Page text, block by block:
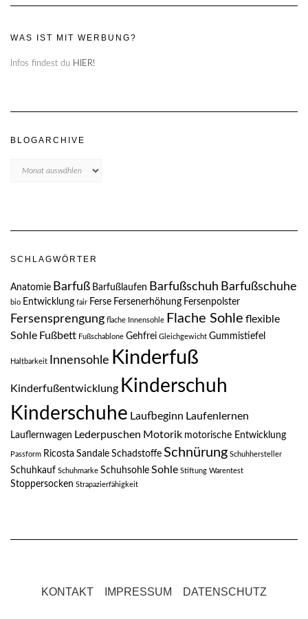
WAS IST MIT WERBUNG?
Infos findest du HIER!
BLOGARCHIVE
SCHLAGWÖRTER
Anatomie Barfuß Barfußlaufen Barfußschuh Barfußschuhe
bio Entwicklung fair Ferse Fersenerhöhung Fersenpolster
Fersensprengung flache Innensohle Flache Sohle flexible
Sohle Fußbett Fußschablone Gehfrei Gleichgewicht Gummistiefel
Haltbarkeit Innensohle Kinderfuß
Kinderfußentwicklung Kinderschuh
Kinderschuhe Laufbeginn Laufenlernen
Lauflernwagen Lederpuschen Motorik motorische Entwicklung
Passform Ricosta Sandale Schadstoffe Schnürung Schuhhersteller
Schuhkauf Schuhmarke Schuhsohle Sohle Stiftung Warentest
Stoppersocken Strapazierfähigkeit
KONTAKT IMPRESSUM DATENSCHUTZ